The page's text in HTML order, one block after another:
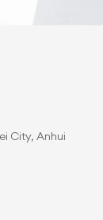
City, Anhui